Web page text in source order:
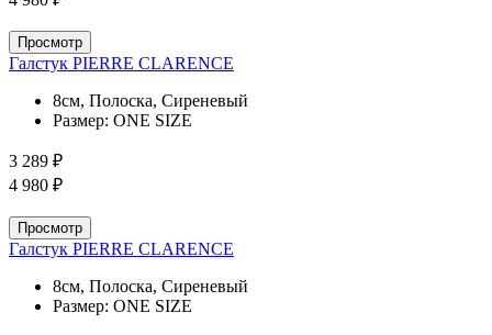
Просмотр
Галстук PIERRE CLARENCE
8см, Полоска, Сиреневый
Размер: ONE SIZE
3 289 ₽
4 980 ₽
Просмотр
Галстук PIERRE CLARENCE
8см, Полоска, Сиреневый
Размер: ONE SIZE